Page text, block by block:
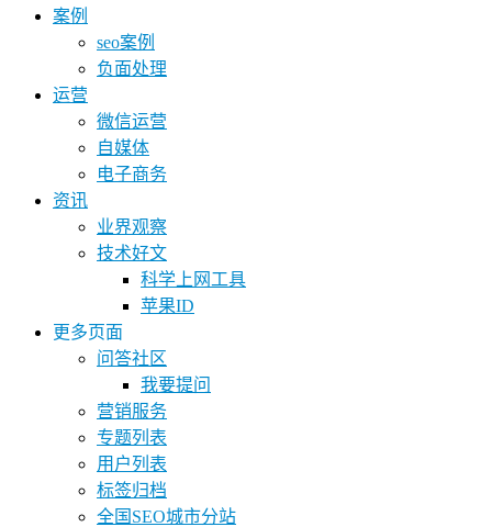
案例
seo案例
负面处理
运营
微信运营
自媒体
电子商务
资讯
业界观察
技术好文
科学上网工具
苹果ID
更多页面
问答社区
我要提问
营销服务
专题列表
用户列表
标签归档
全国SEO城市分站